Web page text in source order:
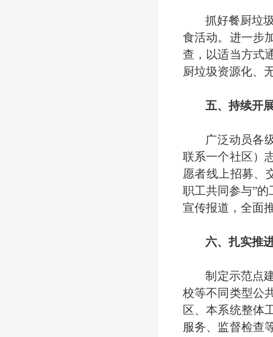
抓好餐厨垃
食活动。进一步
查，以适当方式
厨垃圾资源化、
五、持续开
广泛动员各
联系一个社区）
愿者线上招募、
职工共同参与”
宣传报道，全面
六、扎实推
制定示范点
校等不同类型公
区、本系统整体
服务、监督检查